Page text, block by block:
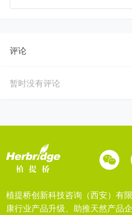
评论
暂时没有评论
植提桥创新科技咨询（西安）有
康行业产品升级、助推天然产品